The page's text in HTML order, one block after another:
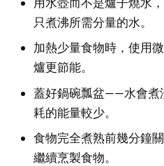
只煮沸所需分量的水。
加熱少量食物時，使用
爐更節能。
蓋好鍋碗瓢盆——水會煮
耗的能量較少。
食物完全煮熟前幾分鐘
繼續烹製食物。